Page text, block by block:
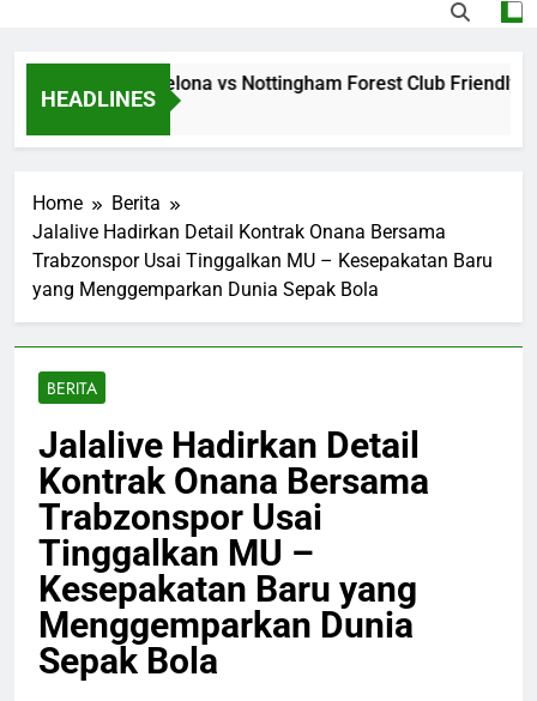
HEADLINES
Jalalive Barcelona vs Nottingham Forest Club Friendly
Home
Berita
Jalalive Hadirkan Detail Kontrak Onana Bersama
Trabzonspor Usai Tinggalkan MU – Kesepakatan Baru
yang Menggemparkan Dunia Sepak Bola
BERITA
Jalalive Hadirkan Detail
Kontrak Onana Bersama
Trabzonspor Usai
Tinggalkan MU –
Kesepakatan Baru yang
Menggemparkan Dunia
Sepak Bola